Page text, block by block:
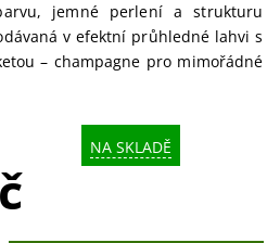
jemné perlení a strukturu
v efektní průhledné lahvi s
– champagne pro mimořádné
NA SKLADĚ